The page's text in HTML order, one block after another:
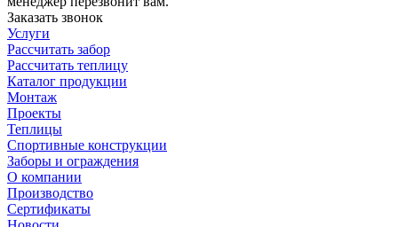
Заказать звонок
Услуги
Рассчитать забор
Рассчитать теплицу
Каталог продукции
Монтаж
Проекты
Теплицы
Спортивные конструкции
Заборы и ограждения
О компании
Производство
Сертификаты